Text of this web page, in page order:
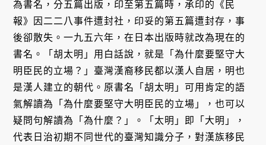
為書名，分五篇出版，印至第五篇時，承印的《民
報》因二二八事件遭封社，印妥的第五篇遭封存，事
後卻散失。一九五六年，在日本出版時就改為現在的
書名。「胡太明」用白話說，就是「為什麼要堅守大
明臣民的立場？」臺灣漢裔移民都以漢人自居，明也
是漢人建立的朝代。原書名「胡太明」可用肯定的語
氣解讀為「為什麼要堅守大明臣民的立場」，也可以
疑問句解讀為「為什麼？」。「太明」即「大明」，
代表日治初期不同世代的臺灣知識分子，對漢族移民